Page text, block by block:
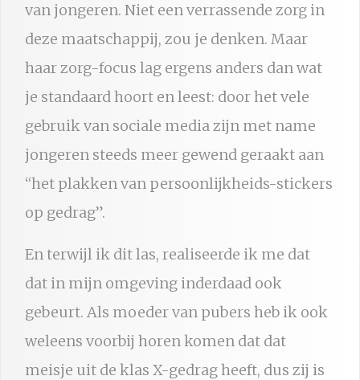
van jongeren. Niet een verrassende zorg in
deze maatschappij, zou je denken. Maar
haar zorg-focus lag ergens anders dan wat
je standaard hoort en leest: door het vele
gebruik van sociale media zijn met name
jongeren steeds meer gewend geraakt aan
“het plakken van persoonlijkheids-stickers
op gedrag”.
En terwijl ik dit las, realiseerde ik me dat
dat in mijn omgeving inderdaad ook
gebeurt. Als moeder van pubers heb ik ook
weleens voorbij horen komen dat dat
meisje uit de klas X-gedrag heeft, dus zij is